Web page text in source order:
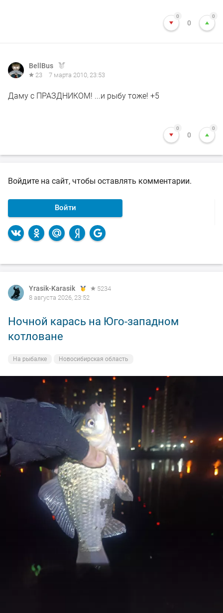
0
0
0
BellBus
23 7 марта 2010, 23:53
Даму с ПРАЗДНИКОМ! ...и рыбу тоже! +5
0
0
0
Войдите на сайт, чтобы оставлять комментарии.
Войти
Yrasik-Karasik
5234
8 августа 2026, 23:52
Ночной карась на Юго-западном
котловане
На рыбалке Новосибирская область